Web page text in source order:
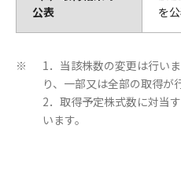
公表
を
※
1．当該株数の変更は行い
り、一部又は全部の取得が
2．取得予定株式数に対当
います。